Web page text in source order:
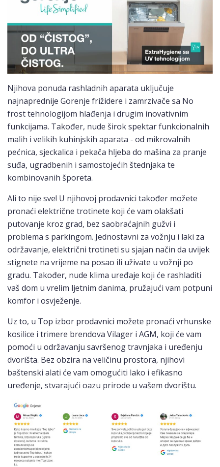
Njihova ponuda rashladnih aparata uključuje
najnaprednije Gorenje frižidere i zamrzivače sa No
frost tehnologijom hlađenja i drugim inovativnim
funkcijama. Također, nude širok spektar funkcionalnih
malih i velikih kuhinjskih aparata - od mikrovalnih
pećnica, sjeckalica i pekača hljeba do mašina za pranje
suđa, ugradbenih i samostojećih štednjaka te
kombinovanih šporeta.
Ali to nije sve! U njihovoj prodavnici također možete
pronaći električne trotinete koji će vam olakšati
putovanje kroz grad, bez saobraćajnih gužvi i
problema s parkingom. Jednostavni za vožnju i laki za
održavanje, električni trotineti su sjajan način da uvijek
stignete na vrijeme na posao ili uživate u vožnji po
gradu. Također, nude klima uređaje koji će rashladiti
vaš dom u vrelim ljetnim danima, pružajući vam potpuni
komfor i osvježenje.
Uz to, u Top izbor prodavnici možete pronaći vrhunske
kosilice i trimere brendova Vilager i AGM, koji će vam
pomoći u održavanju savršenog travnjaka i uređenju
dvorišta. Bez obzira na veličinu prostora, njihovi
baštenski alati će vam omogućiti lako i efikasno
uređenje, stvarajući oazu prirode u vašem dvorištu.